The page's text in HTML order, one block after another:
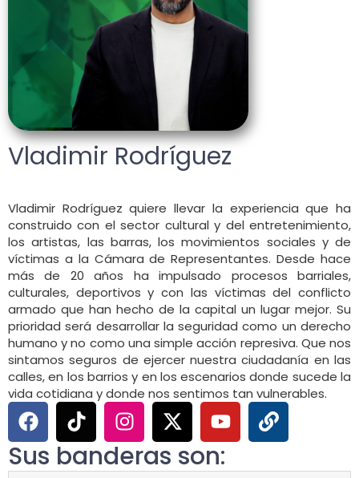
Vladimir Rodríguez
Vladimir Rodríguez quiere llevar la experiencia que ha
construido con el sector cultural y del entretenimiento,
los artistas, las barras, los movimientos sociales y de
víctimas a la Cámara de Representantes. Desde hace
más de 20 años ha impulsado procesos barriales,
culturales, deportivos y con las víctimas del conflicto
armado que han hecho de la capital un lugar mejor. Su
prioridad será desarrollar la seguridad como un derecho
humano y no como una simple acción represiva. Que nos
sintamos seguros de ejercer nuestra ciudadanía en las
calles, en los barrios y en los escenarios donde sucede la
vida cotidiana y donde nos sentimos tan vulnerables.
Sus banderas son: